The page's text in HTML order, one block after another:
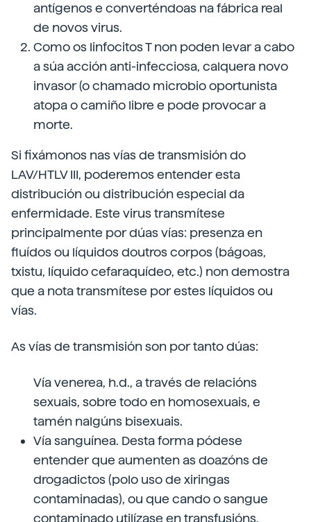
antígenos e converténdoas na fábrica real
de novos virus.
Como os linfocitos T non poden levar a cabo
a súa acción anti-infecciosa, calquera novo
invasor (o chamado microbio oportunista
atopa o camiño libre e pode provocar a
morte.
Si fixámonos nas vías de transmisión do
LAV/HTLV III, poderemos entender esta
distribución ou distribución especial da
enfermidade. Este virus transmítese
principalmente por dúas vías: presenza en
fluídos ou líquidos doutros corpos (bágoas,
txistu, líquido cefaraquídeo, etc.) non demostra
que a nota transmítese por estes líquidos ou
vías.
As vías de transmisión son por tanto dúas:
Vía venerea, h.d., a través de relacións
sexuais, sobre todo en homosexuais, e
tamén nalgúns bisexuais.
Vía sanguínea. Desta forma pódese
entender que aumenten as doazóns de
drogadictos (polo uso de xiringas
contaminadas), ou que cando o sangue
contaminado utilízase en transfusións,